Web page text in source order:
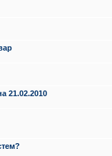
21.02.2010